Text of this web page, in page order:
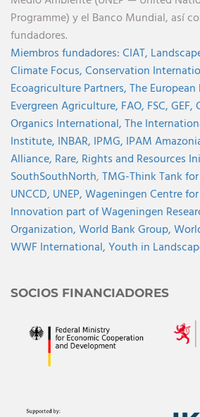
Programme) y el Banco Mundial, así
fundadores.
Miembros fundadores:CIAT,
Climate Focus,Conservation
Ecoagriculture Partners,The
Evergreen Agriculture, FAO, FSC,GEF,
Organics International,The
Institute, INBAR, IPMG, IPAM
Alliance, Rare, Rights and Resources
SouthSouthNorth,TMG-Think Tank
UNCCD, UNEP,Wageningen Centre
Innovation part of Wageningen
Organization,World Bank Group,
WWF International,Youth in
SOCIOS FINANCIADORES